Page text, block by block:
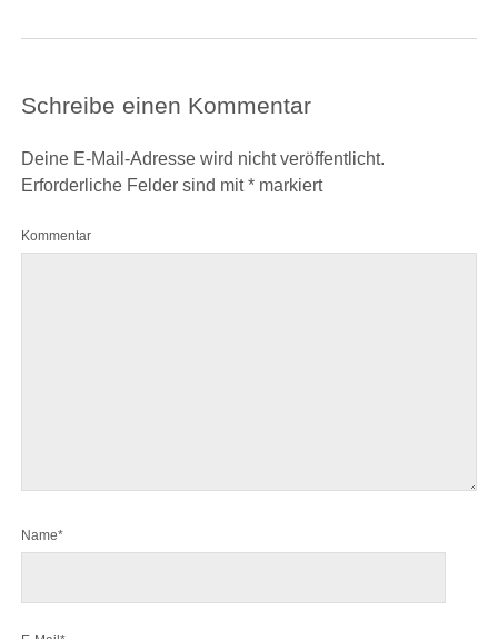
Schreibe einen Kommentar
Deine E-Mail-Adresse wird nicht veröffentlicht.
Erforderliche Felder sind mit*markiert
Kommentar
Name*